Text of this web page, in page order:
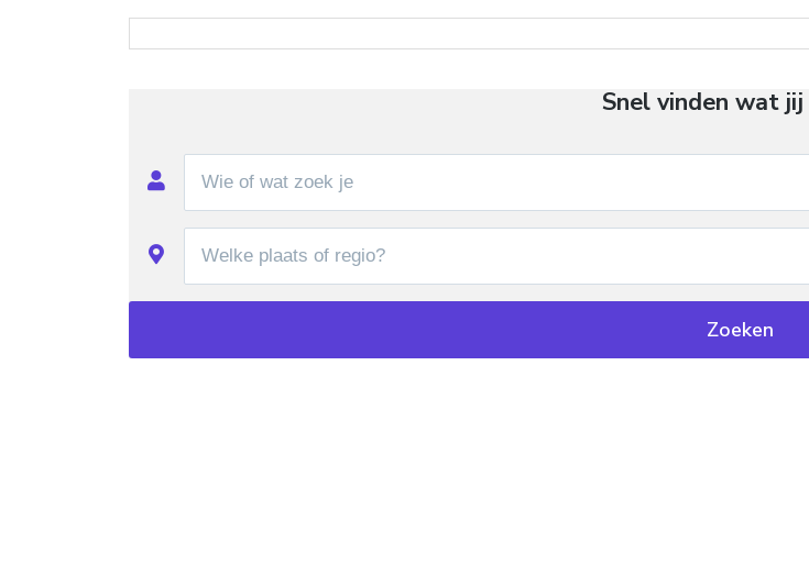
Snel vinden wat